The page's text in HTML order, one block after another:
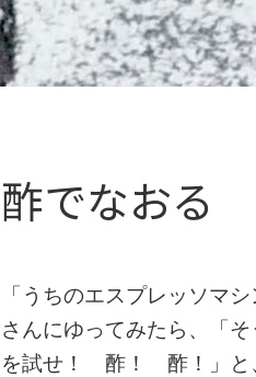
酢でなおる
「うちのエスプレッソマ
さんにゆってみたら、「
を試せ！ 酢！ 酢！」と